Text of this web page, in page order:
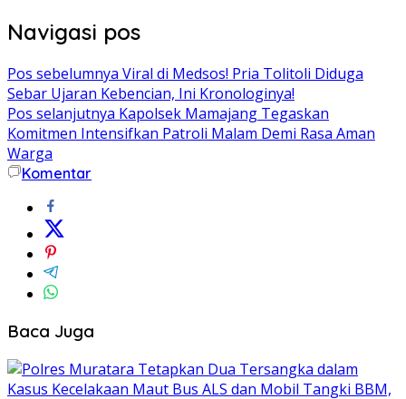
Navigasi pos
Pos sebelumnya Viral di Medsos! Pria Tolitoli Diduga
Sebar Ujaran Kebencian, Ini Kronologinya!
Pos selanjutnya Kapolsek Mamajang Tegaskan
Komitmen Intensifkan Patroli Malam Demi Rasa Aman
Warga
Komentar
Baca Juga